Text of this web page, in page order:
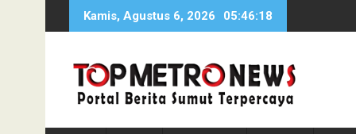
Kamis, Agustus 6, 2026 05:46:19